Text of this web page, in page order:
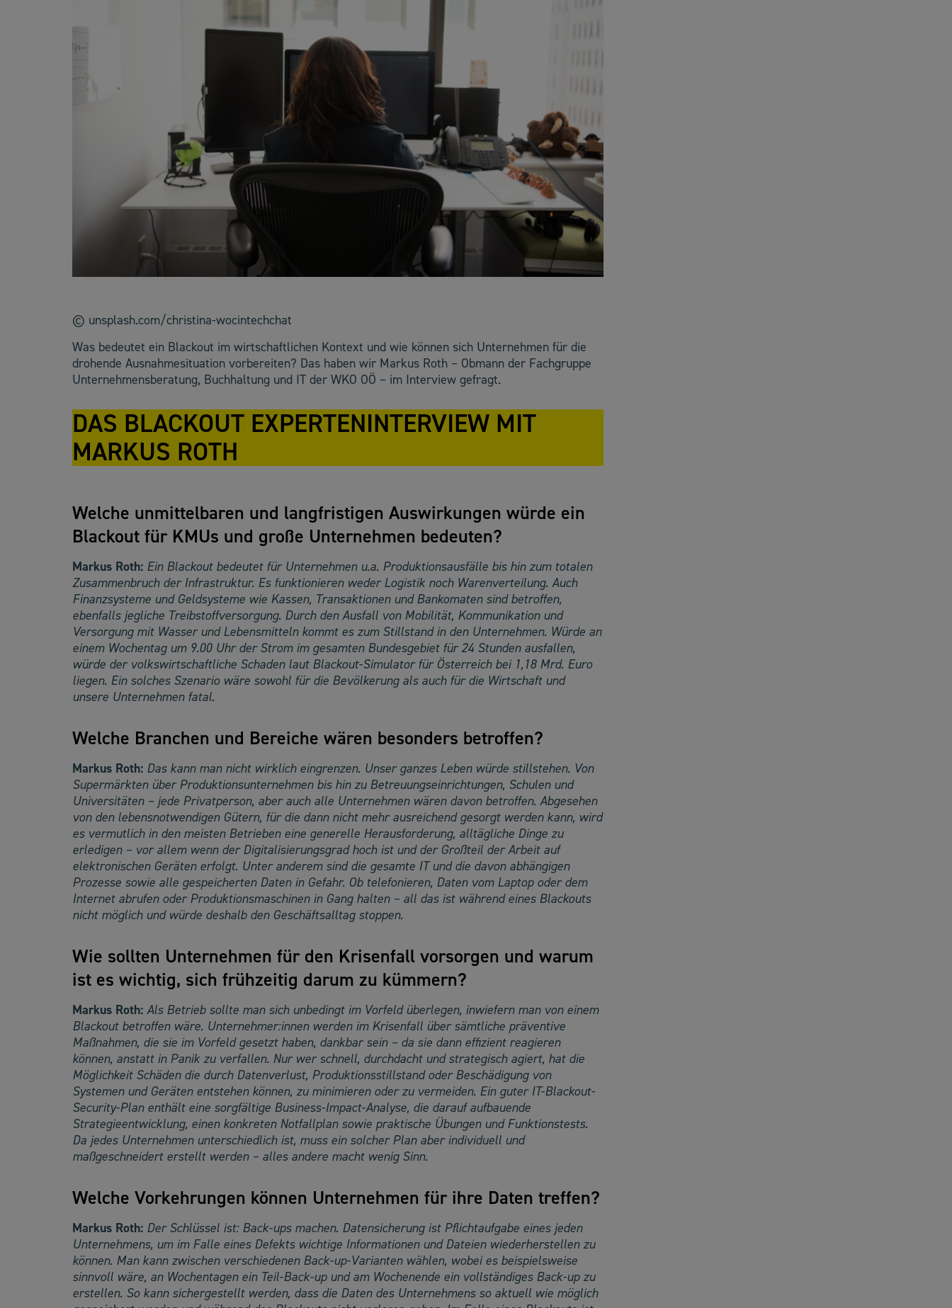
© unsplash.com/christina-wocintechchat
Was bedeutet ein Blackout im wirtschaftlichen Kontext und wie können sich Unternehmen für die
drohende Ausnahmesituation vorbereiten? Das haben wir Markus Roth – Obmann der Fachgruppe
Unternehmensberatung, Buchhaltung und IT der WKO OÖ – im Interview gefragt.
DAS BLACKOUT EXPERTENINTERVIEW MIT
MARKUS ROTH
Welche unmittelbaren und langfristigen Auswirkungen würde ein
Blackout für KMUs und große Unternehmen bedeuten?
Markus Roth: Ein Blackout bedeutet für Unternehmen u.a. Produktionsausfälle bis hin zum totalen
Zusammenbruch der Infrastruktur. Es funktionieren weder Logistik noch Warenverteilung. Auch
Finanzsysteme und Geldsysteme wie Kassen, Transaktionen und Bankomaten sind betroffen,
ebenfalls jegliche Treibstoffversorgung. Durch den Ausfall von Mobilität, Kommunikation und
Versorgung mit Wasser und Lebensmitteln kommt es zum Stillstand in den Unternehmen. Würde an
einem Wochentag um 9.00 Uhr der Strom im gesamten Bundesgebiet für 24 Stunden ausfallen,
würde der volkswirtschaftliche Schaden laut Blackout-Simulator für Österreich bei 1,18 Mrd. Euro
liegen. Ein solches Szenario wäre sowohl für die Bevölkerung als auch für die Wirtschaft und
unsere Unternehmen fatal.
Welche Branchen und Bereiche wären besonders betroffen?
Markus Roth: Das kann man nicht wirklich eingrenzen. Unser ganzes Leben würde stillstehen. Von
Supermärkten über Produktionsunternehmen bis hin zu Betreuungseinrichtungen, Schulen und
Universitäten – jede Privatperson, aber auch alle Unternehmen wären davon betroffen. Abgesehen
von den lebensnotwendigen Gütern, für die dann nicht mehr ausreichend gesorgt werden kann, wird
es vermutlich in den meisten Betrieben eine generelle Herausforderung, alltägliche Dinge zu
erledigen – vor allem wenn der Digitalisierungsgrad hoch ist und der Großteil der Arbeit auf
elektronischen Geräten erfolgt. Unter anderem sind die gesamte IT und die davon abhängigen
Prozesse sowie alle gespeicherten Daten in Gefahr. Ob telefonieren, Daten vom Laptop oder dem
Internet abrufen oder Produktionsmaschinen in Gang halten – all das ist während eines Blackouts
nicht möglich und würde deshalb den Geschäftsalltag stoppen.
Wie sollten Unternehmen für den Krisenfall vorsorgen und warum
ist es wichtig, sich frühzeitig darum zu kümmern?
Markus Roth: Als Betrieb sollte man sich unbedingt im Vorfeld überlegen, inwiefern man von einem
Blackout betroffen wäre. Unternehmer:innen werden im Krisenfall über sämtliche präventive
Maßnahmen, die sie im Vorfeld gesetzt haben, dankbar sein – da sie dann effizient reagieren
können, anstatt in Panik zu verfallen. Nur wer schnell, durchdacht und strategisch agiert, hat die
Möglichkeit Schäden die durch Datenverlust, Produktionsstillstand oder Beschädigung von
Systemen und Geräten entstehen können, zu minimieren oder zu vermeiden. Ein guter IT-Blackout-
Security-Plan enthält eine sorgfältige Business-Impact-Analyse, die darauf aufbauende
Strategieentwicklung, einen konkreten Notfallplan sowie praktische Übungen und Funktionstests.
Da jedes Unternehmen unterschiedlich ist, muss ein solcher Plan aber individuell und
maßgeschneidert erstellt werden – alles andere macht wenig Sinn.
Welche Vorkehrungen können Unternehmen für ihre Daten treffen?
Markus Roth: Der Schlüssel ist: Back-ups machen. Datensicherung ist Pflichtaufgabe eines jeden
Unternehmens, um im Falle eines Defekts wichtige Informationen und Dateien wiederherstellen zu
können. Man kann zwischen verschiedenen Back-up-Varianten wählen, wobei es beispielsweise
sinnvoll wäre, an Wochentagen ein Teil-Back-up und am Wochenende ein vollständiges Back-up zu
erstellen. So kann sichergestellt werden, dass die Daten des Unternehmens so aktuell wie möglich